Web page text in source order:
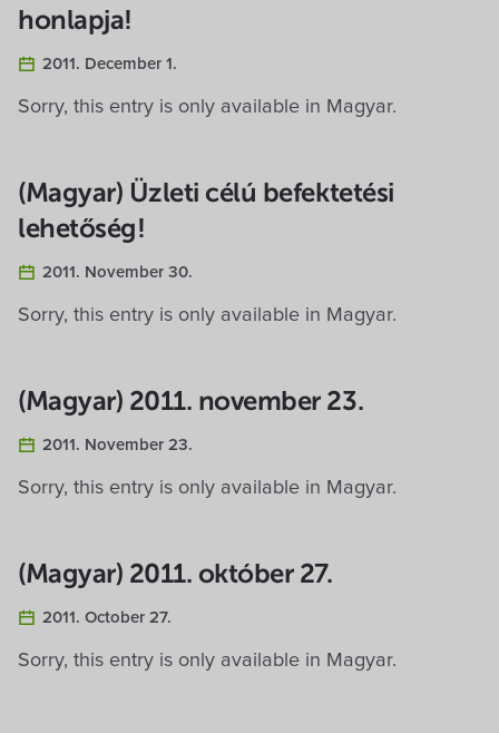
honlapja!
2011. December 1.
Sorry, this entry is only available in Magyar.
(Magyar) Üzleti célú befektetési
lehetőség!
2011. November 30.
Sorry, this entry is only available in Magyar.
(Magyar) 2011. november 23.
2011. November 23.
Sorry, this entry is only available in Magyar.
(Magyar) 2011. október 27.
2011. October 27.
Sorry, this entry is only available in Magyar.